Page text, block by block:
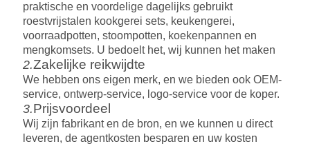
praktische en voordelige dagelijks gebruikt
roestvrijstalen kookgerei sets, keukengerei,
voorraadpotten, stoompotten, koekenpannen en
mengkomsets. U bedoelt het, wij kunnen het maken
2.Zakelijke reikwijdte
We hebben ons eigen merk, en we bieden ook OEM-
service, ontwerp-service, logo-service voor de koper.
3.Prijsvoordeel
Wij zijn fabrikant en de bron, en we kunnen u direct
leveren, de agentkosten besparen en uw kosten